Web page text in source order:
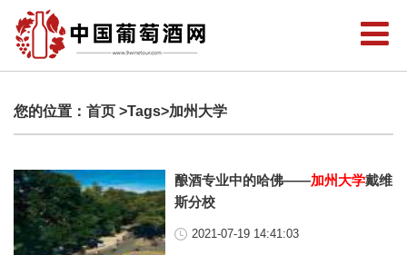
您的位置： 首页 >Tags>加州大学
酿酒专业中的哈佛——加州大学戴维
斯分校
2021-07-19 14:41:03